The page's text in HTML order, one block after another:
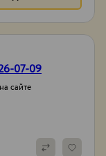
07-09
сайте